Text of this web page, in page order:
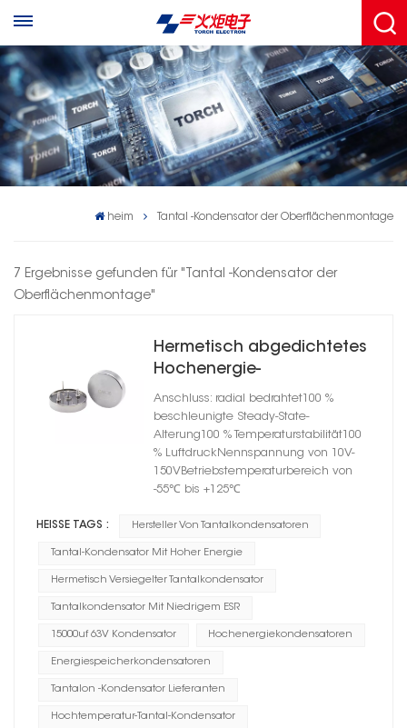
heim Tantal -Kondensator der Oberflächenmontage
7 Ergebnisse gefunden für "Tantal -Kondensator der
Oberflächenmontage"
Hermetisch abgedichtetes
Hochenergie-
Tantalkondensator-
Zylindergehäuse A
Anschluss: radial bedrahtet100 %
beschleunigte Steady-State-
Alterung100 % Temperaturstabilität100
% LuftdruckNennspannung von 10V-
150VBetriebstemperaturbereich von
-55℃ bis +125℃
HEISSE TAGS : Hersteller Von Tantalkondensatoren
Tantal-Kondensator Mit Hoher Energie
Hermetisch Versiegelter Tantalkondensator
Tantalkondensator Mit Niedrigem ESR
15000uf 63V Kondensator Hochenergiekondensatoren
Energiespeicherkondensatoren
Tantalon -Kondensator Lieferanten
Hochtemperatur-Tantal-Kondensator